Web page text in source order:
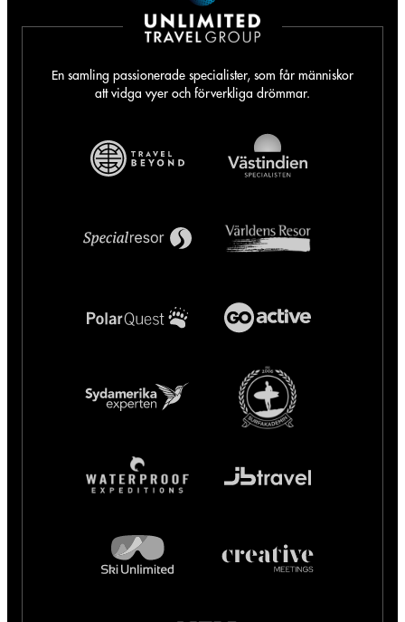
En samling passionerade specialister, som får människor
att vidga vyer och förverkliga drömmar.